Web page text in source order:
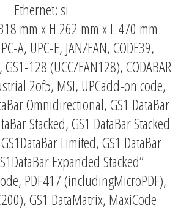
Ethernet: si
mm x H 262 mm x L 470 mm
A, UPC-E, JAN/EAN, CODE39,
GS1-128 (UCC/EAN128), CODABAR
2of5, MSI, UPCadd-on code,
Omnidirectional, GS1 DataBar
Stacked, GS1 DataBar Stacked
Limited, GS1 DataBar
Expanded Stacked”
PDF417 (includingMicroPDF),
GS1 DataMatrix, MaxiCode